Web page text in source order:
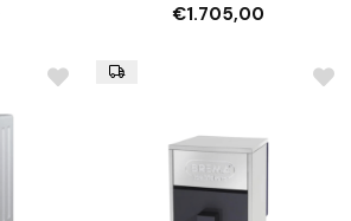
€1.705,00